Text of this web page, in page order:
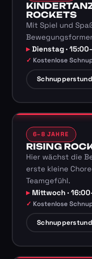
ROCKETS
Mit Spiel und
Dienstag ·
Kostenlose
6–8 JAHRE
RISING
Hier wächst die
erste kleine
Teamgefühl.
Mittwoch ·
Kostenlose